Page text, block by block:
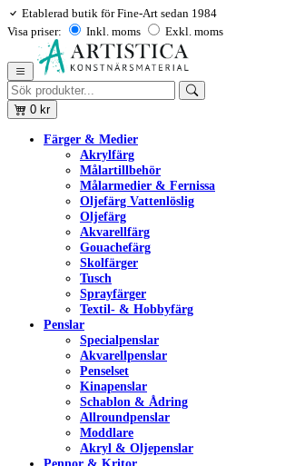
Etablerad butik för Fine-Art sedan 1984
Visa priser:
Inkl. moms Exkl. moms
0 kr
Färger & Medier
Akrylfärg
Målartillbehör
Målarmedier & Fernissa
Oljefärg Vattenlöslig
Oljefärg
Akvarellfärg
Gouachefärg
Skolfärger
Tusch
Sprayfärger
Textil- & Hobbyfärg
Penslar
Specialpenslar
Akvarellpenslar
Penselset
Kinapenslar
Schablon & Ådring
Allroundpenslar
Moddlare
Akryl & Oljepenslar